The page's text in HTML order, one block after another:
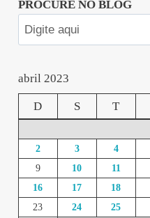
PROCURE NO BLOG
abril 2023
D S T
2
3 4
9
10 11
16
17 18
23
24 25